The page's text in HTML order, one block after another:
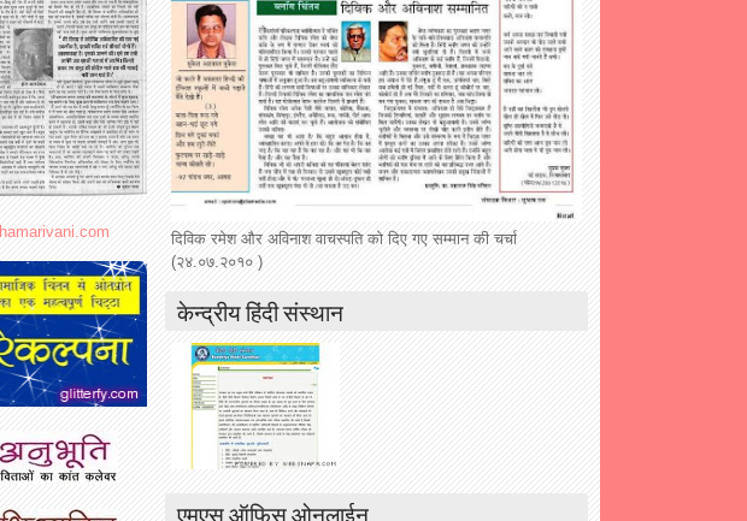
दिविक रमेश और अविनाश वाचस्पति को दिए गए सम्मान की चर्चा
(२४.०७.२०१० )
केन्द्रीय हिंदी संस्थान
एमएस ऑफिस ओनलाईन